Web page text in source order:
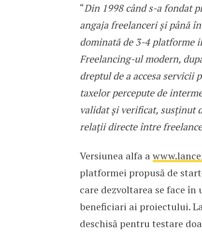
“Din 1998 când s-a fondat
angaja freelanceri și până
dominată de 3-4 platforme
Freelancing-ul modern,
dreptul de a accesa servicii
taxelor percepute de
validat și verificat, susținut
relații directe între
Versiunea alfa a
platformei propusă de
care dezvoltarea se face
beneficiari ai proiectului.
deschisă pentru testare